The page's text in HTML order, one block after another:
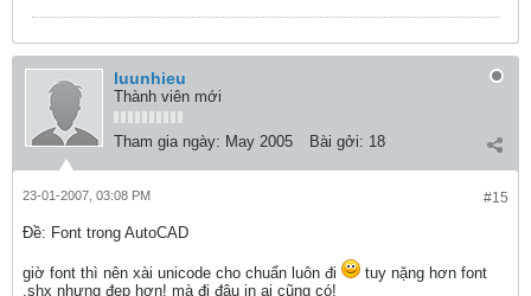
luunhieu
Thành viên mới
Tham gia ngày: May 2005 Bài gởi: 18
#15
23-01-2007, 03:08 PM
Ðề: Font trong AutoCAD
giờ font thì nên xài unicode cho chuẩn luôn đi
tuy nặng hơn font
.shx nhưng đẹp hơn! mà đi đâu in ai cũng có!